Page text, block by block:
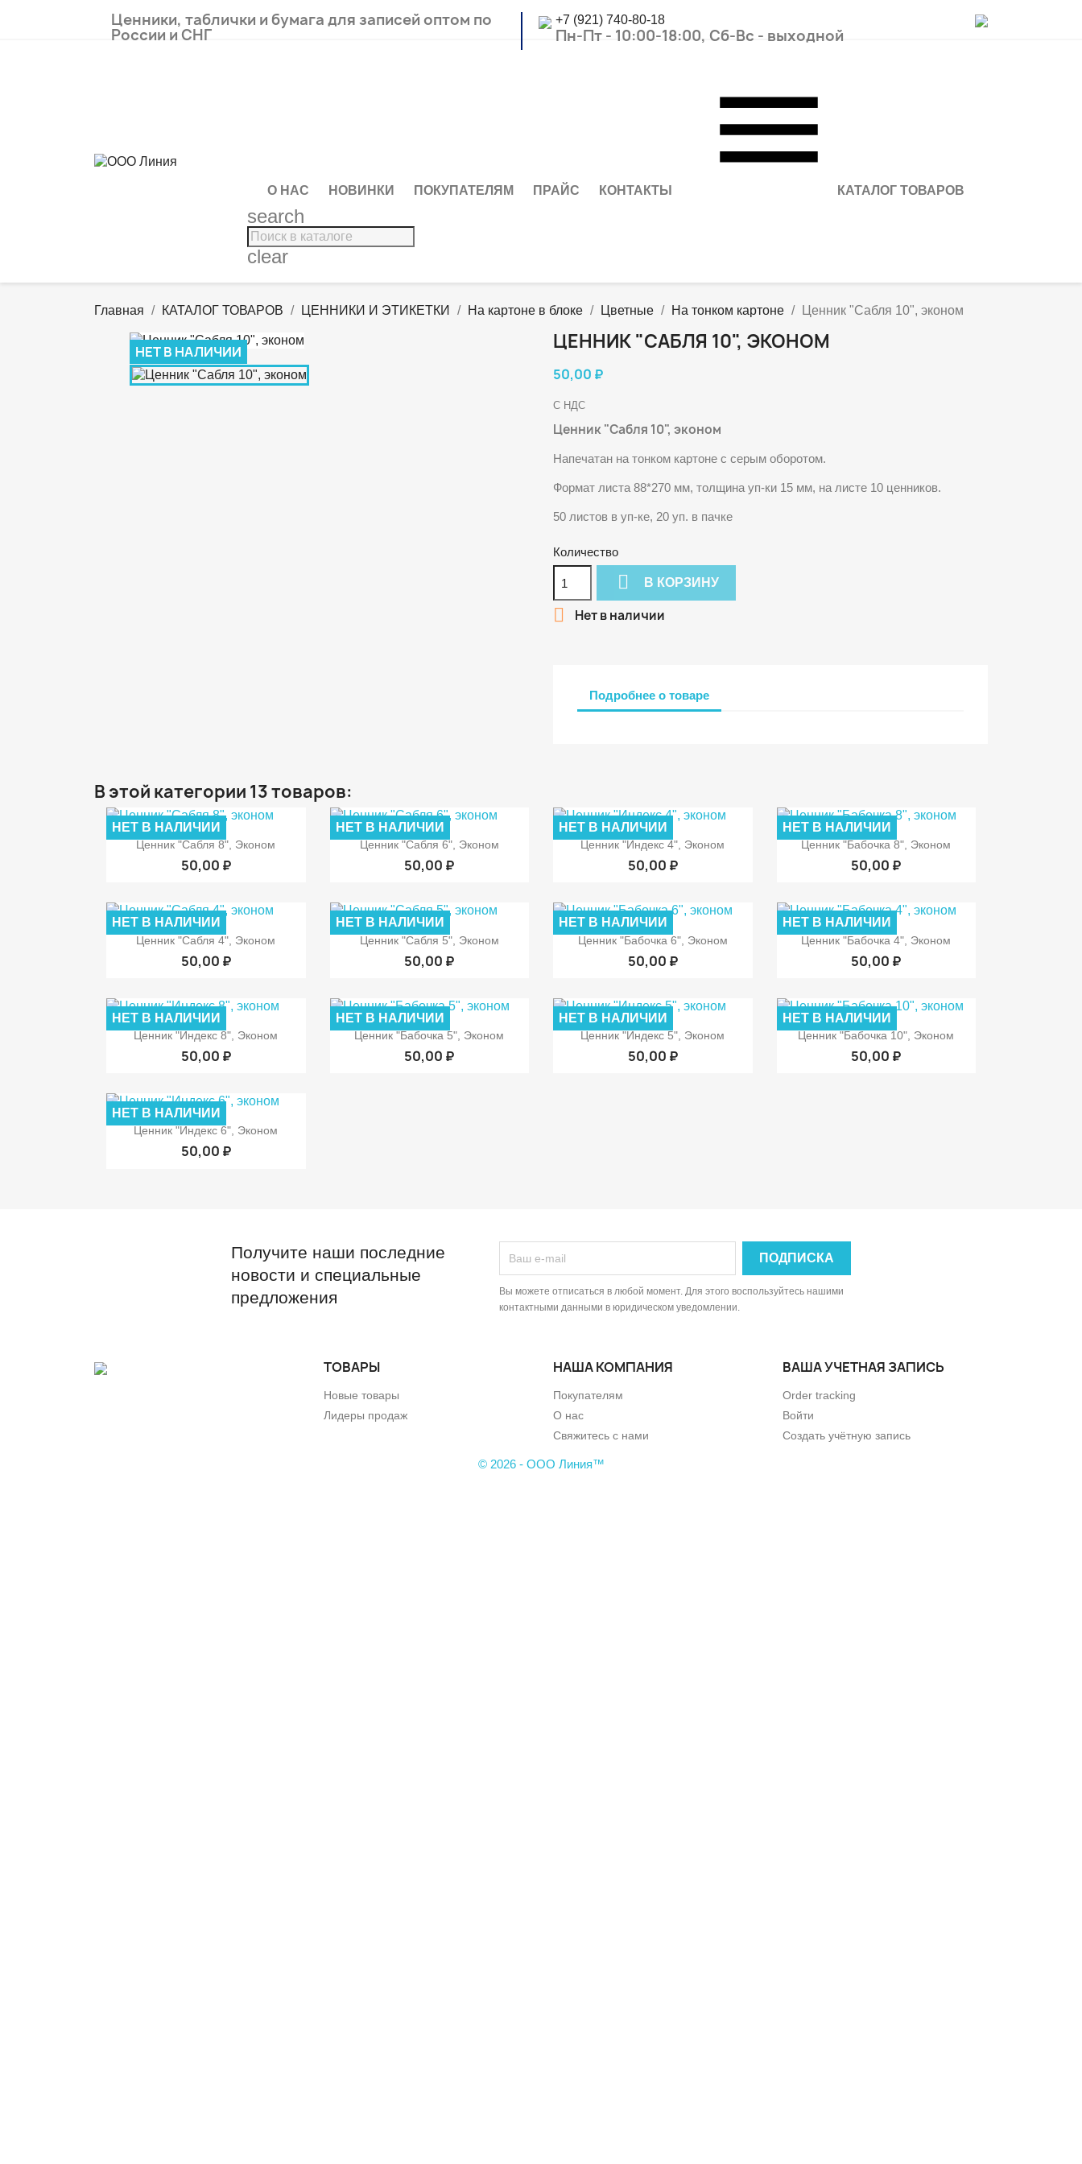
Ценники, таблички и бумага для записей оптом по
России и СНГ
+7 (921) 740-80-18
Пн-Пт - 10:00-18:00, Сб-Вс - выходной
О НАС НОВИНКИ ПОКУПАТЕЛЯМ ПРАЙС КОНТАКТЫ КАТАЛОГ ТОВАРОВ
search
clear
Главная КАТАЛОГ ТОВАРОВ ЦЕННИКИ И ЭТИКЕТКИ На картоне в блоке Цветные На тонком картоне Ценник "Сабля 10", эконом
НЕТ В НАЛИЧИИ ЦЕННИК "САБЛЯ 10", ЭКОНОМ
50,00 ₽
С НДС
Ценник "Сабля 10", эконом
Напечатан на тонком картоне с серым оборотом.
Формат листа 88*270 мм, толщина уп-ки 15 мм, на листе 10 ценников.
50 листов в уп-ке, 20 уп. в пачке
Количество
 В КОРЗИНУ
 Нет в наличии
Подробнее о товаре
В этой категории 13 товаров:
 Быстрый просмотр
Ценник "Сабля 8", Эконом
50,00 ₽
НЕТ В НАЛИЧИИ
 Быстрый просмотр
Ценник "Сабля 6", Эконом
50,00 ₽
НЕТ В НАЛИЧИИ
 Быстрый просмотр
Ценник "Индекс 4", Эконом
50,00 ₽
НЕТ В НАЛИЧИИ
 Быстрый просмотр
Ценник "Бабочка 8", Эконом
50,00 ₽
НЕТ В НАЛИЧИИ
 Быстрый просмотр
Ценник "Сабля 4", Эконом
50,00 ₽
НЕТ В НАЛИЧИИ
 Быстрый просмотр
Ценник "Сабля 5", Эконом
50,00 ₽
НЕТ В НАЛИЧИИ
 Быстрый просмотр
Ценник "Бабочка 6", Эконом
50,00 ₽
НЕТ В НАЛИЧИИ
 Быстрый просмотр
Ценник "Бабочка 4", Эконом
50,00 ₽
НЕТ В НАЛИЧИИ
 Быстрый просмотр
Ценник "Индекс 8", Эконом
50,00 ₽
НЕТ В НАЛИЧИИ
 Быстрый просмотр
Ценник "Бабочка 5", Эконом
50,00 ₽
НЕТ В НАЛИЧИИ
 Быстрый просмотр
Ценник "Индекс 5", Эконом
50,00 ₽
НЕТ В НАЛИЧИИ
 Быстрый просмотр
Ценник "Бабочка 10", Эконом
50,00 ₽
НЕТ В НАЛИЧИИ
 Быстрый просмотр
Ценник "Индекс 6", Эконом
50,00 ₽
НЕТ В НАЛИЧИИ
Получите наши последние
новости и специальные
предложения
Вы можете отписаться в любой момент. Для этого воспользуйтесь нашими
контактными данными в юридическом уведомлении.
ТОВАРЫ
Новые товары
Лидеры продаж
НАША КОМПАНИЯ
Покупателям
О нас
Свяжитесь с нами
ВАША УЧЕТНАЯ ЗАПИСЬ
Order tracking
Войти
Создать учётную запись
© 2026 - ООО Линия™